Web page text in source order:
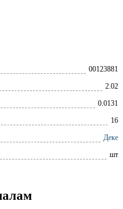
00123881
2.02
0.0131
16
Деке
шт